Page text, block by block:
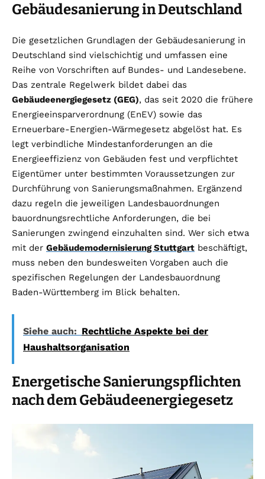
Gebäudesanierung in Deutschland
Die gesetzlichen Grundlagen der Gebäudesanierung in
Deutschland sind vielschichtig und umfassen eine
Reihe von Vorschriften auf Bundes- und Landesebene.
Das zentrale Regelwerk bildet dabei das
Gebäudeenergiegesetz (GEG), das seit 2020 die frühere
Energieeinsparverordnung (EnEV) sowie das
Erneuerbare-Energien-Wärmegesetz abgelöst hat. Es
legt verbindliche Mindestanforderungen an die
Energieeffizienz von Gebäuden fest und verpflichtet
Eigentümer unter bestimmten Voraussetzungen zur
Durchführung von Sanierungsmaßnahmen. Ergänzend
dazu regeln die jeweiligen Landesbauordnungen
bauordnungsrechtliche Anforderungen, die bei
Sanierungen zwingend einzuhalten sind. Wer sich etwa
mit der Gebäudemodernisierung Stuttgart beschäftigt,
muss neben den bundesweiten Vorgaben auch die
spezifischen Regelungen der Landesbauordnung
Baden-Württemberg im Blick behalten.
Siehe auch: Rechtliche Aspekte bei der
Haushaltsorganisation
Energetische Sanierungspflichten
nach dem Gebäudeenergiegesetz